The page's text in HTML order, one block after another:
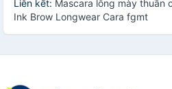
Liên kết: Mascara lông mày thuần
Ink Brow Longwear Cara fgmt